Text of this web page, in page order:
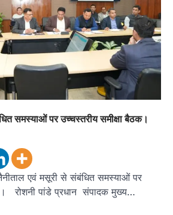
समस्याओं पर उच्चस्तरीय समीक्षा बैठक।
एवं मसूरी से संबंधित समस्याओं पर
रोशनी पांडे प्रधान संपादक मुख्य…